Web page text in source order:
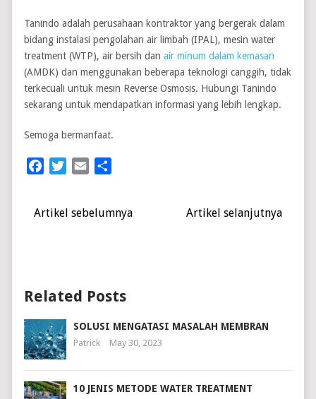
Tanindo adalah perusahaan kontraktor yang bergerak dalam
bidang instalasi pengolahan air limbah (IPAL), mesin water
treatment (WTP), air bersih danair minum dalam kemasan
(AMDK) dan menggunakan beberapa teknologi canggih, tidak
terkecuali untuk mesin Reverse Osmosis. Hubungi Tanindo
sekarang untuk mendapatkan informasi yang lebih lengkap.
Semoga bermanfaat.
FacebookTwitterEmail
Artikel sebelumnya Artikel selanjutnya
Related Posts
SOLUSI MENGATASI MASALAH MEMBRAN
Patrick May 30, 2023
10 JENIS METODE WATER TREATMENT